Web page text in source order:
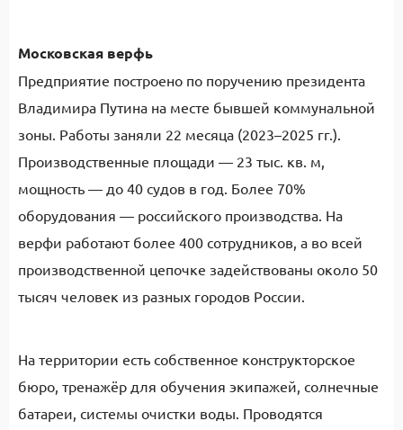
Московская верфь
Предприятие построено по поручению президента
Владимира Путина на месте бывшей коммунальной
зоны. Работы заняли 22 месяца (2023–2025 гг.).
Производственные площади — 23 тыс. кв. м,
мощность — до 40 судов в год. Более 70%
оборудования — российского производства. На
верфи работают более 400 сотрудников, а во всей
производственной цепочке задействованы около 50
тысяч человек из разных городов России.
На территории есть собственное конструкторское
бюро, тренажёр для обучения экипажей, солнечные
батареи, системы очистки воды. Проводятся